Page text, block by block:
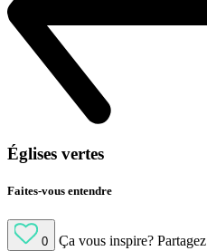
Églises vertes
Faites-vous entendre
0 Ça vous inspire?